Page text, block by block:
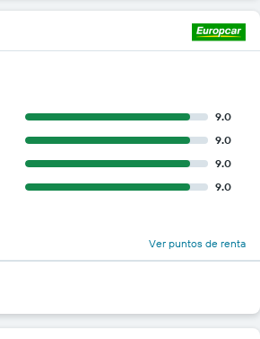
9.0
9.0
9.0
9.0
Ver puntos de renta